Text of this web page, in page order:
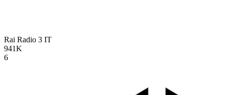
Rai Radio 3 IT
941K
6